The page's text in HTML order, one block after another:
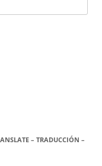
– TRADUCCIÓN –